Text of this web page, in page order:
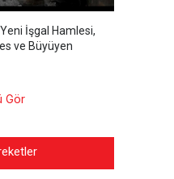
Yeni İşgal Hamlesi,
ve Büyüyen
Gör